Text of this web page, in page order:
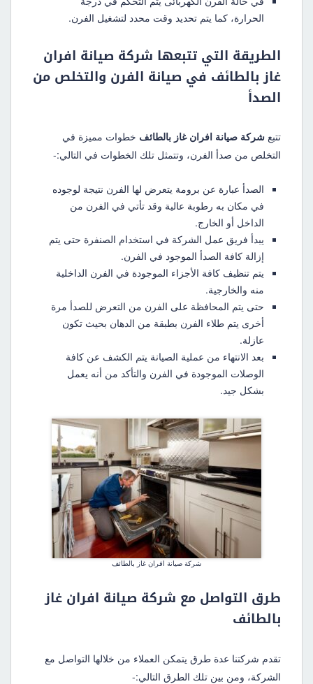
الحرارة، كما يتم تحديد وقت محدد لتشغيل الفرن.
الطريقة التي تتبعها شركة صيانة افران
غاز بالطائف في صيانة الفرن والتخلص من
الصدأ
تتبع شركة صيانة افران غاز بالطائف خطوات مميزة في
التخلص من صدأ الفرن، وتتمثل تلك الخطوات في التالي:-
الصدأ عبارة عن برومة يتعرض لها الفرن نتيجة لوجوده
في مكان به رطوبة عالية وقد تأتي في الفرن من
الداخل أو الخارج.
يبدأ فريق عمل الشركة في استخدام الصنفرة حتى يتم
إزالة كافة الصدأ الموجود في الفرن.
يتم تنظيف كافة الأجزاء الموجودة في الفرن الداخلية
منه والخارجية.
حتى يتم المحافظة على الفرن من التعرض للصدأ مرة
أخرى يتم طلاء الفرن بطبقة من الدهان بحيث تكون
عازلة.
بعد الانتهاء من عملية الصيانة يتم الكشف عن كافة
الوصلات الموجودة في الفرن والتأكد من أنه يعمل
بشكل جيد.
شركة صيانة افران غاز بالطائف
طرق التواصل مع شركة صيانة افران غاز
بالطائف
تقدم شركتنا عدة طرق يتمكن العملاء من خلالها التواصل مع
الشركة، ومن بين تلك الطرق التالي:-